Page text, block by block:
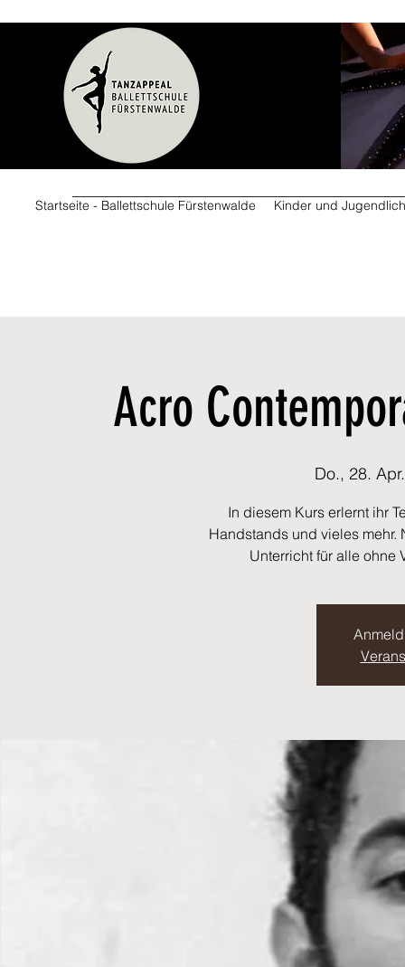
Startseite - Ballettschule Fürstenwalde Kinder und
Acro
Do., 28. Apr.
In diesem Kurs erlernt ihr
Handstands und vieles
Unterricht für alle ohne